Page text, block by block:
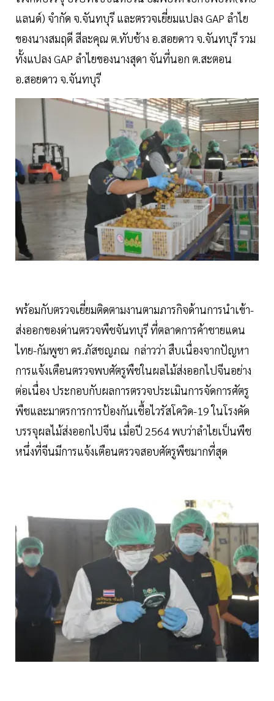
แลนด์) จำกัด จ.จันทบุรี และตรวจเยี่ยมแปลง GAP ลำไย
ของนางสมฤดี สีละคุณ ต.ทับช้าง อ.สอยดาว จ.จันทบุรี รวม
ทั้งแปลง GAP ลำไยของนางสุดา จันที่นอก ต.สะตอน
อ.สอยดาว จ.จันทบุรี
พร้อมกับตรวจเยี่ยมติดตามงานตามภารกิจด้านการนำเข้า-
ส่งออกของด่านตรวจพืชจันทบุรี ที่ตลาดการค้าชายแดน
ไทย-กัมพูชา ดร.ภัสชญภณ กล่าวว่า สืบเนื่องจากปัญหา
การแจ้งเตือนตรวจพบศัตรูพืชในผลไม้ส่งออกไปจีนอย่าง
ต่อเนื่อง ประกอบกับผลการตรวจประเมินการจัดการศัตรู
พืชและมาตรการการป้องกันเชื้อไวรัสโควิด-19 ในโรงคัด
บรรจุผลไม้ส่งออกไปจีน เมื่อปี 2564 พบว่าลำไยเป็นพืช
หนึ่งที่จีนมีการแจ้งเตือนตรวจสอบศัตรูพืชมากที่สุด